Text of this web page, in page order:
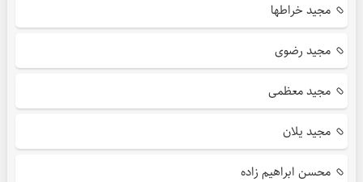
مجید خراطها
مجید رضوی
مجید معظمی
مجید یلان
محسن ابراهیم زاده